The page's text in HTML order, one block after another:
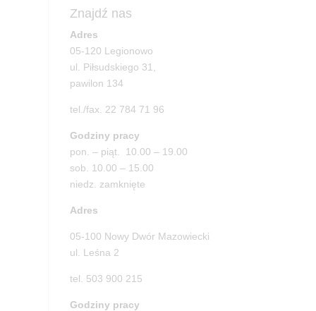
Znajdź nas
Adres
05-120 Legionowo
ul. Piłsudskiego 31,
pawilon 134
tel./fax. 22 784 71 96
Godziny pracy
pon. – piąt. 10.00 – 19.00
sob. 10.00 – 15.00
niedz. zamknięte
Adres
05-100 Nowy Dwór Mazowiecki
ul. Leśna 2
tel. 503 900 215
Godziny pracy